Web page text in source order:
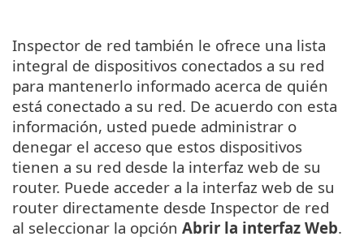
Inspector de red también le ofrece una lista
integral de dispositivos conectados a su red
para mantenerlo informado acerca de quién
está conectado a su red. De acuerdo con esta
información, usted puede administrar o
denegar el acceso que estos dispositivos
tienen a su red desde la interfaz web de su
router. Puede acceder a la interfaz web de su
router directamente desde Inspector de red
al seleccionar la opción Abrir la interfaz Web.